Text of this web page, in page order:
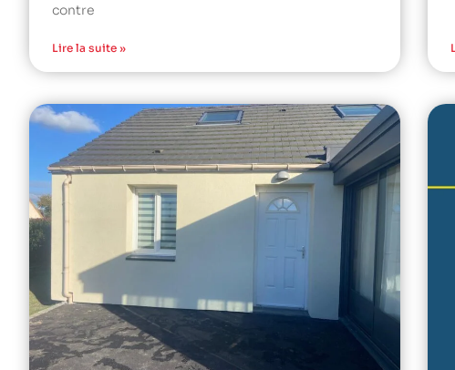
contre
Lire la suite »